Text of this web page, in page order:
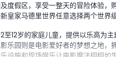
度假区，享受一整天的冒险体验，
皇家马德里世界任意选择两个世界
12岁的家庭儿童，提供以乐高为
乐园则是电影爱好者的梦想之地